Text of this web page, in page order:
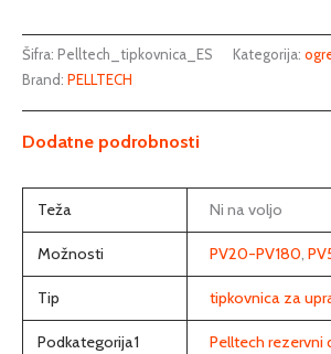
Šifra: Pelltech_tipkovnica_ES Kategorija:
Brand: PELLTECH
Dodatne podrobnosti
Teža Ni na voljo
Možnosti PV20-PV180,
Tip tipkovnica za
Podkategorija1 Pelltech rezervni